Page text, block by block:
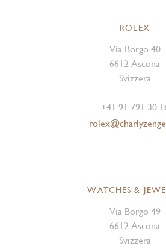
ROLEX
Via Borgo 40
6612 Ascona
Svizzera
+41 91 791 30
WATCHES &
Via Borgo 49
6612 Ascona
Svizzera